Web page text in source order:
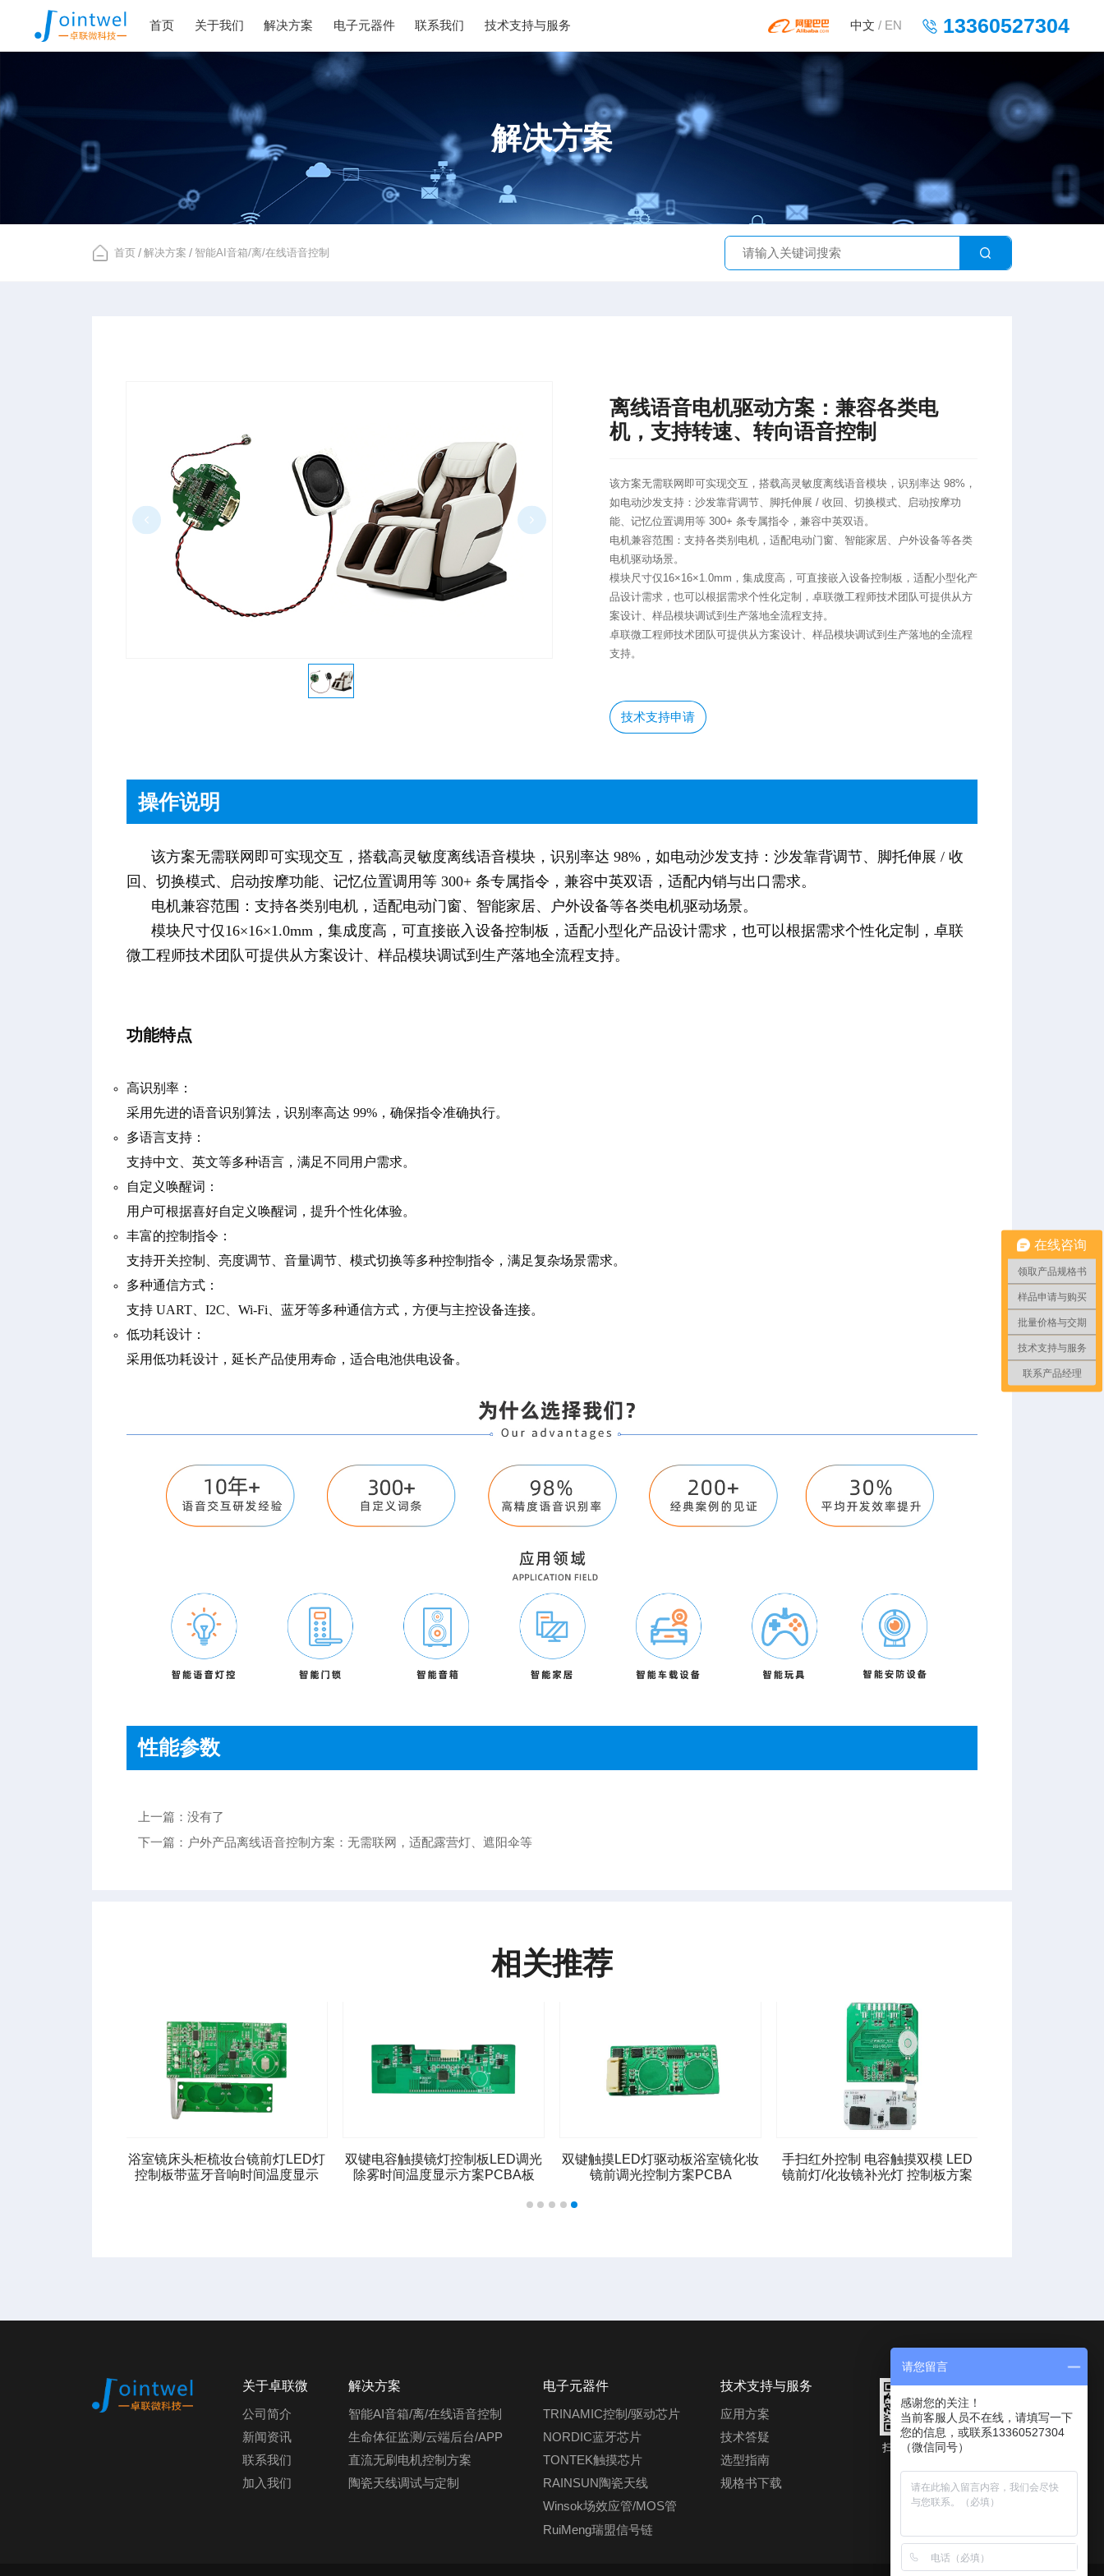
首页 关于我们 解决方案 电子元器件 联系我们 技术支持与服务 中文 / EN 13360527304
解决方案
首页 / 解决方案 / 智能AI音箱/离/在线语音控制
离线语音电机驱动方案：兼容各类电
机，支持转速、转向语音控制
该方案无需联网即可实现交互，搭载高灵敏度离线语音模块，识别率达 98%，
如电动沙发支持：沙发靠背调节、脚托伸展 / 收回、切换模式、启动按摩功
能、记忆位置调用等 300+ 条专属指令，兼容中英双语。​
电机兼容范围：支持各类别电机，适配电动门窗、智能家居、户外设备等各类
电机驱动场景。​​
模块尺寸仅16×16×1.0mm，集成度高，可直接嵌入设备控制板，适配小型化产
品设计需求，也可以根据需求个性化定制，卓联微工程师技术团队可提供从方
案设计、样品模块调试到生产落地全流程支持。
卓联微工程师技术团队可提供从方案设计、样品模块调试到生产落地的全流程
支持。
技术支持申请
操作说明
该方案无需联网即可实现交互，搭载高灵敏度离线语音模块，识别率达 98%，如电动沙发支持：沙发靠背调节、脚托伸展 / 收
回、切换模式、启动按摩功能、记忆位置调用等 300+ 条专属指令，兼容中英双语，适配内销与出口需求。
电机兼容范围：支持各类别电机，适配电动门窗、智能家居、户外设备等各类电机驱动场景。
模块尺寸仅16×16×1.0mm，集成度高，可直接嵌入设备控制板，适配小型化产品设计需求，也可以根据需求个性化定制，卓联
微工程师技术团队可提供从方案设计、样品模块调试到生产落地全流程支持。
功能特点
高识别率：
采用先进的语音识别算法，识别率高达 99%，确保指令准确执行。
多语言支持：
支持中文、英文等多种语言，满足不同用户需求。
自定义唤醒词：
用户可根据喜好自定义唤醒词，提升个性化体验。
丰富的控制指令：
支持开关控制、亮度调节、音量调节、模式切换等多种控制指令，满足复杂场景需求。
多种通信方式：
支持 UART、I2C、Wi-Fi、蓝牙等多种通信方式，方便与主控设备连接。
低功耗设计：
采用低功耗设计，延长产品使用寿命，适合电池供电设备。
性能参数
上一篇：没有了
下一篇：户外产品离线语音控制方案：无需联网，适配露营灯、遮阳伞等
相关推荐
浴室镜床头柜梳妆台镜前灯LED灯
控制板带蓝牙音响时间温度显示
双键电容触摸镜灯控制板LED调光
除雾时间温度显示方案PCBA板
双键触摸LED灯驱动板浴室镜化妆
镜前调光控制方案PCBA
手扫红外控制 电容触摸双模 LED
镜前灯/化妆镜补光灯 控制板方案
关于卓联微
公司简介
新闻资讯
联系我们
加入我们
解决方案
智能AI音箱/离/在线语音控制
生命体征监测/云端后台/APP
直流无刷电机控制方案
陶瓷天线调试与定制
电子元器件
TRINAMIC控制/驱动芯片
NORDIC蓝牙芯片
TONTEK触摸芯片
RAINSUN陶瓷天线
Winsok场效应管/MOS管
RuiMeng瑞盟信号链
技术支持与服务
应用方案
技术答疑
选型指南
规格书下载
扫码进入公
微信二维码
在线咨询
领取产品规格书
样品申请与购买
批量价格与交期
技术支持与服务
联系产品经理
请您留言
感谢您的关注！
当前客服人员不在线，请填写一下
您的信息，或联系13360527304
（微信同号）